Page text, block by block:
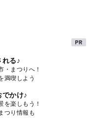
しめる
の日おでかけ
れる♪
・まつりへ！
満喫しよう
かけ♪
を楽しもう！
つり情報も